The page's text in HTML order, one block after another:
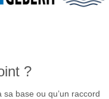
?
base ou qu’un raccord